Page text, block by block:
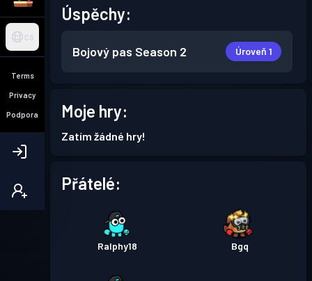
CS
Terms
Privacy
Podpora
Úspěchy:
Bojový pas Season 2 Úroveň 1
Moje hry:
Zatím žádné hry!
Přátelé:
Ralphy18 Bgq